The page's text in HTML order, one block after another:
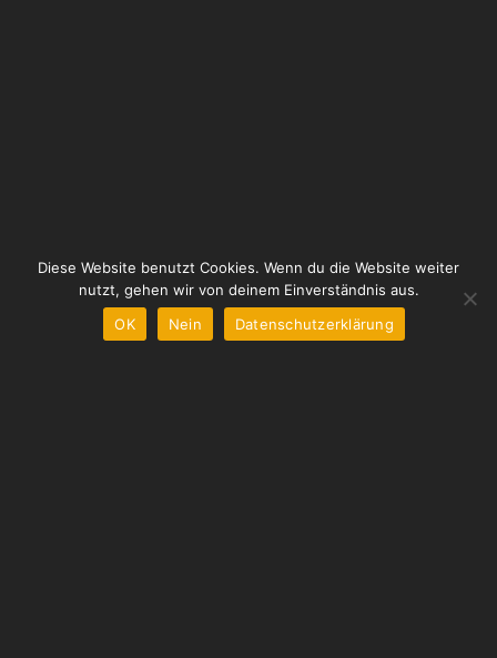
Diese Website benutzt Cookies. Wenn du die Website weiter
nutzt, gehen wir von deinem Einverständnis aus.
OK
Nein Datenschutzerklärung